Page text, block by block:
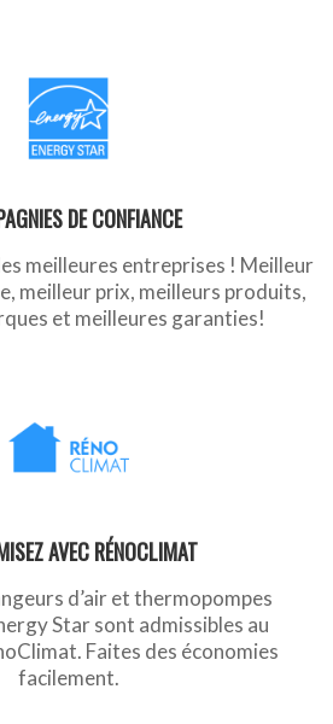
DE CONFIANCE
meilleures entreprises ! Meilleur
meilleur prix, meilleurs produits,
et meilleures garanties!
AVEC RÉNOCLIMAT
d’air et thermopompes
Star sont admissibles au
Faites des économies
facilement.